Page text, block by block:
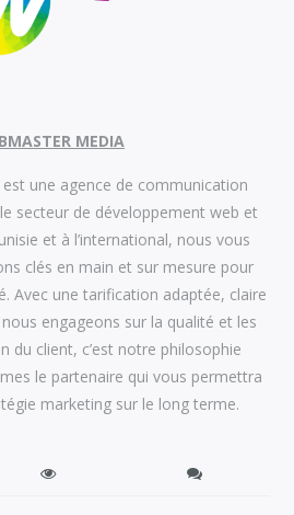
MEDIA
est une agence de communication
secteur de développement web et
et à l’international, nous vous
clés en main et sur mesure pour
Avec une tarification adaptée, claire
engageons sur la qualité et les
du client, c’est notre philosophie
le partenaire qui vous permettra
marketing sur le long terme.